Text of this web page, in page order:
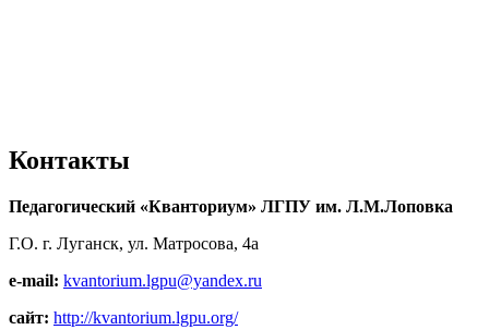
Контакты
Педагогический «Кванториум» ЛГПУ им. Л.М.Лоповка
Г.О. г. Луганск, ул. Матросова, 4а
e-mail: kvantorium.lgpu@yandex.ru
сайт: http://kvantorium.lgpu.org/